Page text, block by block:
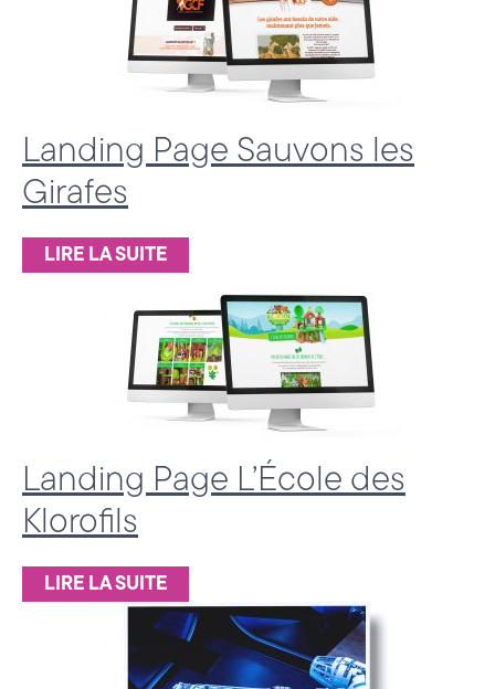
e
(
7
4
)
Landing Page Sauvons les
Girafes
LIRE LA SUITE
Landing Page L’École des
Klorofils
LIRE LA SUITE